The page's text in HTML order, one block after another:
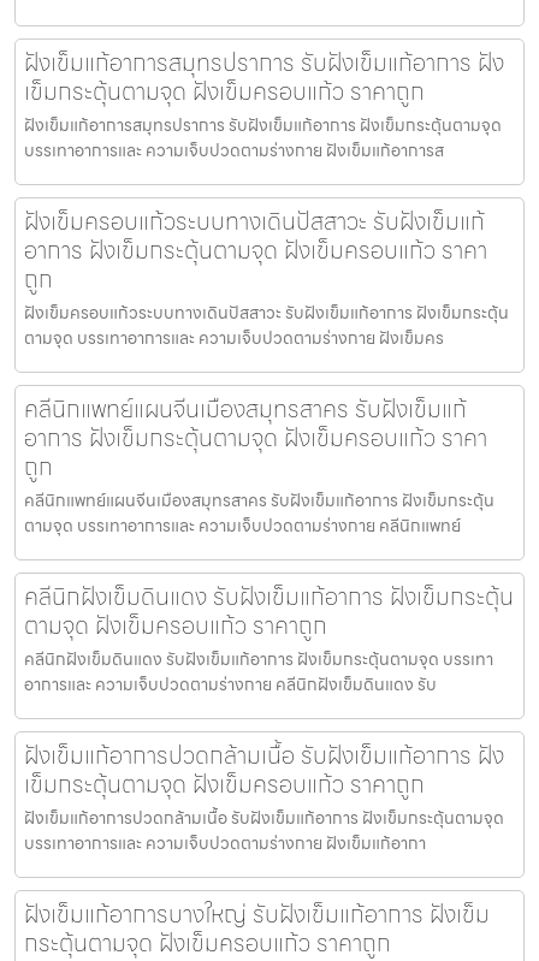
ฝังเข็มแก้อาการสมุทรปราการ รับฝังเข็มแก้อาการ ฝัง
เข็มกระตุ้นตามจุด ฝังเข็มครอบแก้ว ราคาถูก
ฝังเข็มแก้อาการสมุทรปราการ รับฝังเข็มแก้อาการ ฝังเข็มกระตุ้นตามจุด
บรรเทาอาการและ ความเจ็บปวดตามร่างกาย ฝังเข็มแก้อาการส
ฝังเข็มครอบแก้วระบบทางเดินปัสสาวะ รับฝังเข็มแก้
อาการ ฝังเข็มกระตุ้นตามจุด ฝังเข็มครอบแก้ว ราคา
ถูก
ฝังเข็มครอบแก้วระบบทางเดินปัสสาวะ รับฝังเข็มแก้อาการ ฝังเข็มกระตุ้น
ตามจุด บรรเทาอาการและ ความเจ็บปวดตามร่างกาย ฝังเข็มคร
คลีนิกแพทย์แผนจีนเมืองสมุทรสาคร รับฝังเข็มแก้
อาการ ฝังเข็มกระตุ้นตามจุด ฝังเข็มครอบแก้ว ราคา
ถูก
คลีนิกแพทย์แผนจีนเมืองสมุทรสาคร รับฝังเข็มแก้อาการ ฝังเข็มกระตุ้น
ตามจุด บรรเทาอาการและ ความเจ็บปวดตามร่างกาย คลีนิกแพทย์
คลีนิกฝังเข็มดินแดง รับฝังเข็มแก้อาการ ฝังเข็มกระตุ้น
ตามจุด ฝังเข็มครอบแก้ว ราคาถูก
คลีนิกฝังเข็มดินแดง รับฝังเข็มแก้อาการ ฝังเข็มกระตุ้นตามจุด บรรเทา
อาการและ ความเจ็บปวดตามร่างกาย คลีนิกฝังเข็มดินแดง รับ
ฝังเข็มแก้อาการปวดกล้ามเนื้อ รับฝังเข็มแก้อาการ ฝัง
เข็มกระตุ้นตามจุด ฝังเข็มครอบแก้ว ราคาถูก
ฝังเข็มแก้อาการปวดกล้ามเนื้อ รับฝังเข็มแก้อาการ ฝังเข็มกระตุ้นตามจุด
บรรเทาอาการและ ความเจ็บปวดตามร่างกาย ฝังเข็มแก้อากา
ฝังเข็มแก้อาการบางใหญ่ รับฝังเข็มแก้อาการ ฝังเข็ม
กระตุ้นตามจุด ฝังเข็มครอบแก้ว ราคาถูก